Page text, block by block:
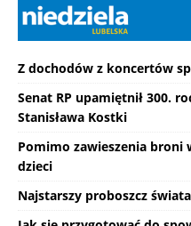
Z dochodów z koncertów
Senat RP upamiętnił 300.
Stanisława Kostki
Pomimo zawieszenia broni
dzieci
Najstarszy proboszcz